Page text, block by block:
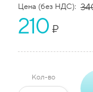
Цена (без НДС):
210 ₽
Кол-во